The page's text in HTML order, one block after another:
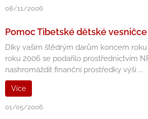
08/11/2006
Pomoc Tibetské dětské
Díky vašim štědrým darům koncem
roku 2006 se podařilo prostřednictvím
nashromáždit finanční prostředky výši ...
Více
01/05/2006